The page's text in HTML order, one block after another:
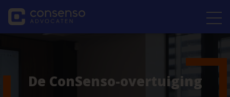
De ConSenso-overtuiging